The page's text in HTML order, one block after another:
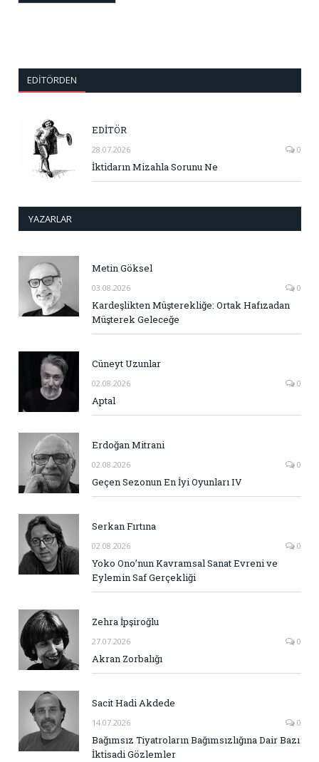
EDITÖRDEN
EDİTÖR
28.07.2026 0
İktidarın Mizahla Sorunu Ne
YAZARLAR
Metin Göksel
03.08.2026 0
Kardeşlikten Müşterekliğe: Ortak Hafızadan
Müşterek Geleceğe
Cüneyt Uzunlar
02.08.2026 0
Aptal
Erdoğan Mitrani
02.08.2026 0
Geçen Sezonun En İyi Oyunları IV
Serkan Fırtına
02.08.2026 0
Yoko Ono’nun Kavramsal Sanat Evreni ve
Eylemin Saf Gerçekliği
Zehra İpşiroğlu
27.07.2026 0
Akran Zorbalığı
Sacit Hadi Akdede
14.07.2026 0
Bağımsız Tiyatroların Bağımsızlığına Dair Bazı
İktisadi Gözlemler